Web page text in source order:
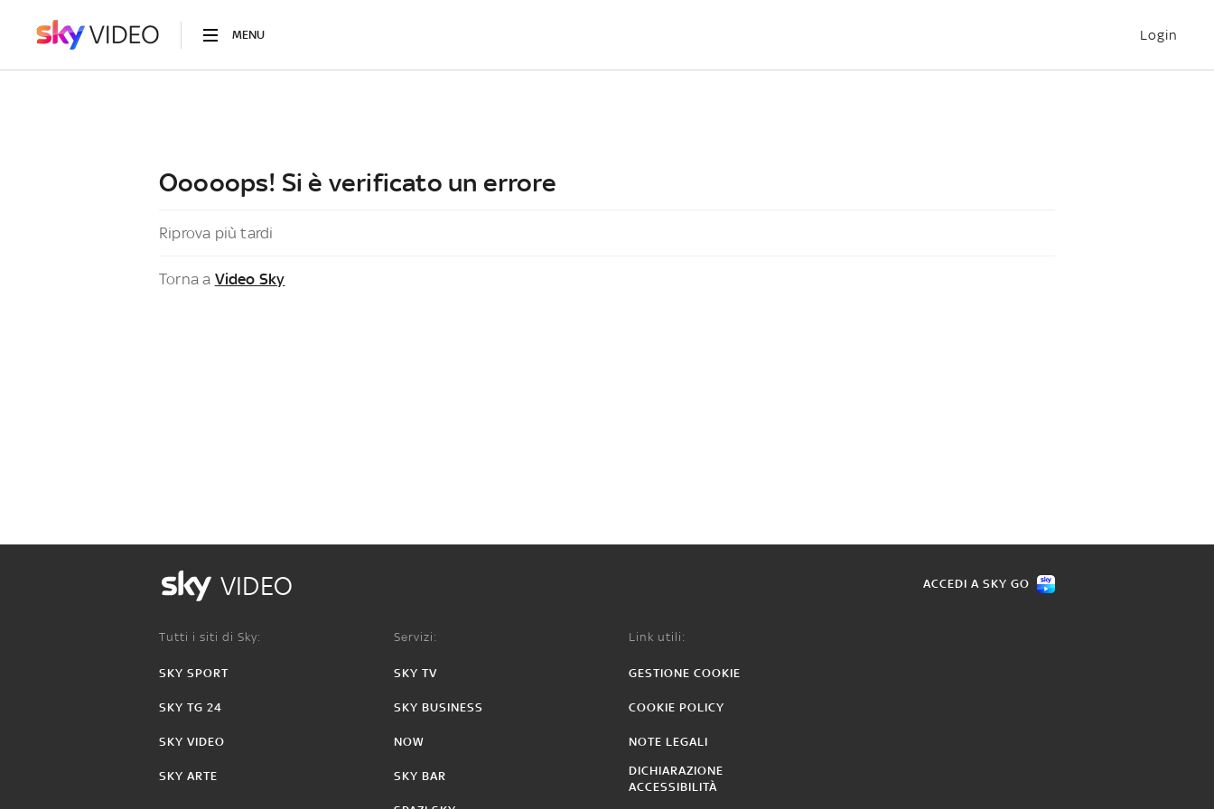
MENU Login
Ooooops! Si è verificato un errore
Riprova più tardi
Torna a Video Sky
VIDEO ACCEDI A SKY GO
Tutti i siti di Sky:
SKY SPORT
SKY TG 24
SKY VIDEO
SKY ARTE
Servizi:
SKY TV
SKY BUSINESS
NOW
SKY BAR
Link utili:
GESTIONE COOKIE
COOKIE POLICY
NOTE LEGALI
DICHIARAZIONE
ACCESSIBILITÀ